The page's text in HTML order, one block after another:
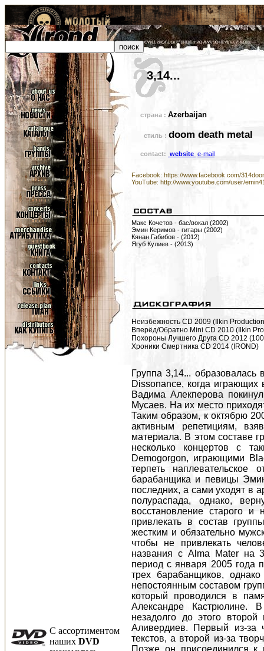
C ассортиментом
наших DVD
3,14...
страна : Azerbaijan
стиль : doom death metal
contact: website e-mail
Facebook: https://www.facebook.com/
YouTube: http://www.youtube.com/user/
Макс Кочетов - бас/вокал (2002)
Эмин Керимов - гитары (2002)
Кянан Габибов - (2012)
Ягуб Кулиев - (2013)
Неизбежность CD 2009 (Ilkin
Вперёд/Обратно Mini CD 2010 (Ilkin
Похороны Лучшего Друга CD 2012
Хроники Смертника CD 2014 (IROND)
Группа 3,14...
Dissonance, когда
Вадима Алекперова
Мусаев. На их место
Таким образом, к октябрю
активным репетициям,
материала. В этом составе
несколько концертов с
Demogorgon, играющими
терпеть
барабанщика и певицы
последних, а сами уходят в
полураспада, однако,
восстановление старого
привлекать в состав
жестким и обязательно
чтобы не привлекать
названия с Alma Mater на
период с января 2005 года
трех барабанщиков,
непостоянным составом
который проводился в
Александре Кастрюлине.
незадолго до этого
Аливердиев. Первый из-за
текстов, а второй из-за
Позже он присоединился к